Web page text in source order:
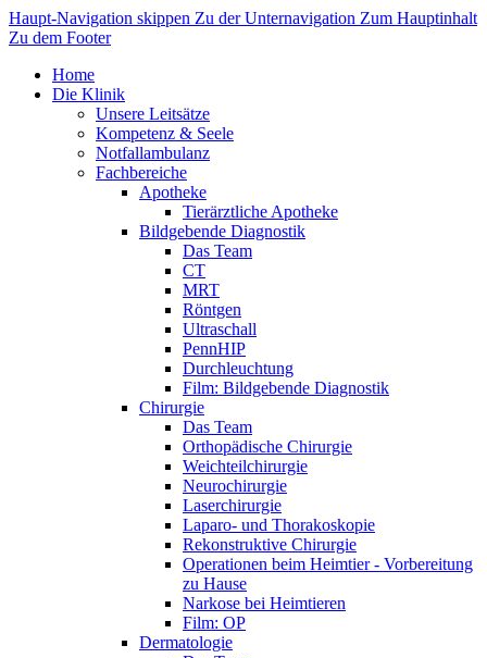
Haupt-Navigation skippen Zu der Unternavigation Zum Hauptinhalt
Zu dem Footer
Home
Die Klinik
Unsere Leitsätze
Kompetenz & Seele
Notfallambulanz
Fachbereiche
Apotheke
Tierärztliche Apotheke
Bildgebende Diagnostik
Das Team
CT
MRT
Röntgen
Ultraschall
PennHIP
Durchleuchtung
Film: Bildgebende Diagnostik
Chirurgie
Das Team
Orthopädische Chirurgie
Weichteilchirurgie
Neurochirurgie
Laserchirurgie
Laparo- und Thorakoskopie
Rekonstruktive Chirurgie
Operationen beim Heimtier - Vorbereitung
zu Hause
Narkose bei Heimtieren
Film: OP
Dermatologie